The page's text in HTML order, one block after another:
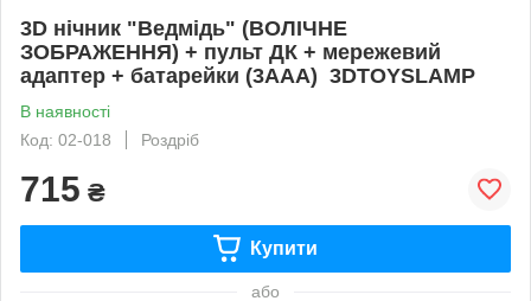
3D нічник "Ведмідь" (ВОЛІЧНЕ
ЗОБРАЖЕННЯ) + пульт ДК + мережевий
адаптер + батарейки (3ААА) 3DTOYSLAMP
В наявності
Код: 02-018
Роздріб
715 ₴
Купити
або